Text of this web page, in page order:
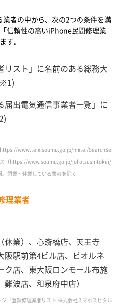
者の中から、次の2つの条件を満
信頼性の高いiPhone民間修理業
す。
リスト」に名前のある総務大
届出電気通信事業者一覧」に
www.tele.soumu.go.jp/nintei/
ス（https://www.soumu.go.jp/johotsusintokei/
閉業・休業している業者を除く
理業者
休業）、心斎橋店、天王寺
阪駅前第4ビル店、ビオルネ
ク店、東大阪ロンモール布施
波店、和泉府中店）
「登録修理業者リスト|株式会社スマホスピタ